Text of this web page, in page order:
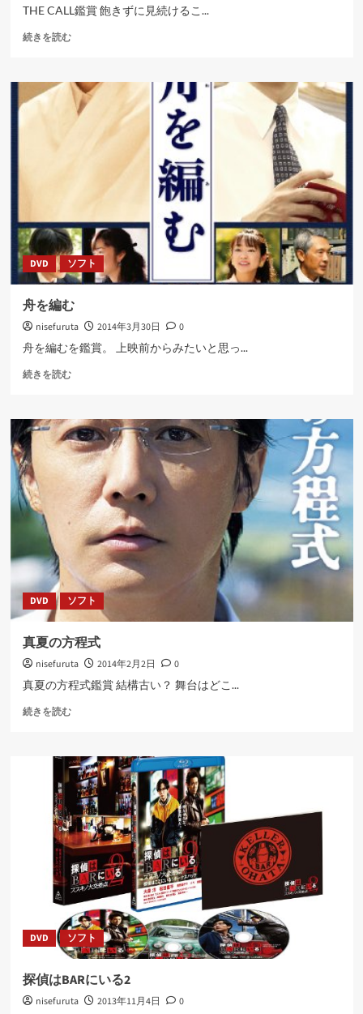
THE CALL鑑賞 飽きずに見続けるこ...
続きを読むTHE
つ
い
て
DVD ソフト
舟を編む
nisefuruta 2014年3月30日
0
舟を編むを鑑賞。 上映前からみたいと思っ...
続きを読む舟
む
に
つ
い
て
ら
に
読
DVD ソフト
真夏の方程式
nisefuruta 2014年2月2日
0
真夏の方程式鑑賞 結構古い？ 舞台はどこ...
続きを読む真
方
程
式
に
つ
い
て
さ
ら
に
読
む
DVD ソフト
探偵はBARにいる2
nisefuruta 2013年11月4日
0